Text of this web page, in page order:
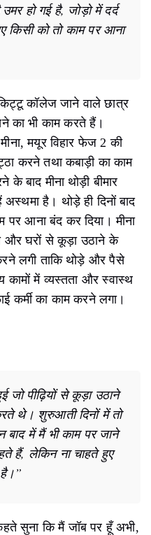
हो गई है, जोड़ो में दर्द
को तो काम पर आना
कॉलेज जाने वाले छात्र
का भी काम करते हैं।
मयूर विहार फेज 2 की
करने तथा कबाड़ी का काम
बाद मीना थोड़ी बीमार
है। थोड़े ही दिनों बाद
आना बंद कर दिया। मीना
और घरों से कूड़ा उठाने के
लगी ताकि थोड़े और पैसे
में व्यस्तता और स्वास्थ
कर्मी का काम करने लगा।
जो पीढ़ियों से कूड़ा उठाने
थे। शुरुआती दिनों में तो
बाद में मैं भी काम पर जाने
हैं, लेकिन ना चाहते हुए
सुना कि मैं जॉब पर हूँ अभी,